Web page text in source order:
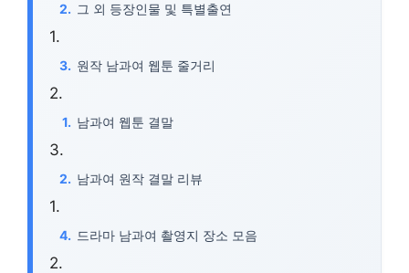
그 외 등장인물 및 특별출연
원작 남과여 웹툰 줄거리
남과여 웹툰 결말
남과여 원작 결말 리뷰
드라마 남과여 촬영지 장소 모음